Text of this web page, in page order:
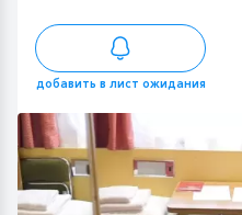
добавить в лист ожидания